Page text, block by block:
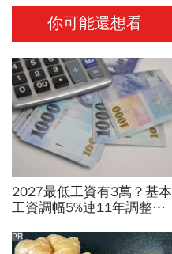
你可能還想看
2027最低工資有3萬？基本
工資調幅5%連11年調整？
工、接案工作者該照顧
PR